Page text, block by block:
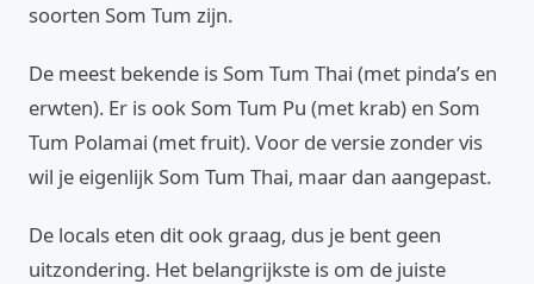
soorten Som Tum zijn.
De meest bekende is Som Tum Thai (met pinda’s en
erwten). Er is ook Som Tum Pu (met krab) en Som
Tum Polamai (met fruit). Voor de versie zonder vis
wil je eigenlijk Som Tum Thai, maar dan aangepast.
De locals eten dit ook graag, dus je bent geen
uitzondering. Het belangrijkste is om de juiste